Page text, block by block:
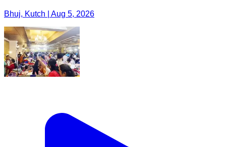
Bhuj, Kutch | Aug 5, 2026